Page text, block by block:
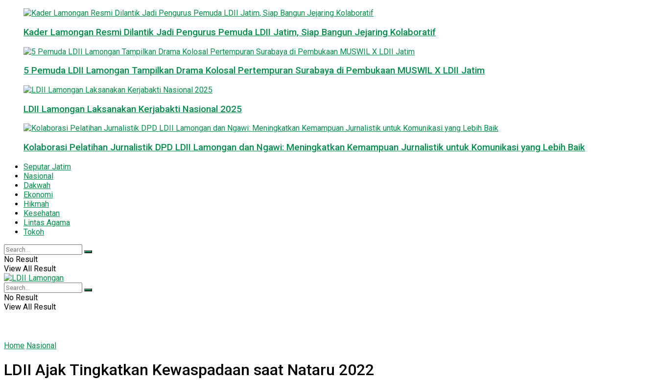
Kader Lamongan Resmi Dilantik Jadi Pengurus Pemuda LDII Jatim, Siap Bangun Jejaring Kolaboratif
5 Pemuda LDII Lamongan Tampilkan Drama Kolosal Pertempuran Surabaya di Pembukaan MUSWIL X LDII Jatim
LDII Lamongan Laksanakan Kerjabakti Nasional 2025
Kolaborasi Pelatihan Jurnalistik DPD LDII Lamongan dan Ngawi: Meningkatkan Kemampuan Jurnalistik untuk Komunikasi yang Lebih Baik
Seputar Jatim
Nasional
Dakwah
Ekonomi
Hikmah
Kesehatan
Lintas Agama
Tokoh
No Result
View All Result
No Result
View All Result
Home Nasional
LDII Ajak Tingkatkan Kewaspadaan saat Nataru 2022